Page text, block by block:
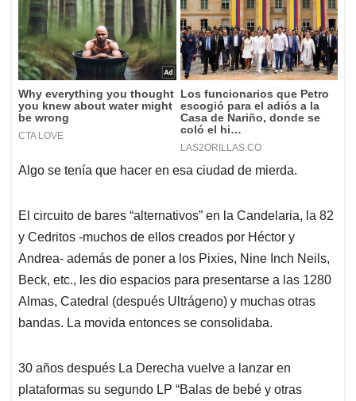
Algo se tenía que hacer en esa ciudad de mierda.
El circuito de bares “alternativos” en la Candelaria, la 82
y Cedritos -muchos de ellos creados por Héctor y
Andrea- además de poner a los Pixies, Nine Inch Neils,
Beck, etc., les dio espacios para presentarse a las 1280
Almas, Catedral (después Ultrágeno) y muchas otras
bandas. La movida entonces se consolidaba.
30 años después La Derecha vuelve a lanzar en
plataformas su segundo LP “Balas de bebé y otras